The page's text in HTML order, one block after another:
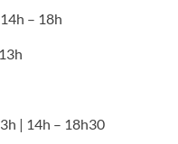
– 18h
| 14h – 18h30